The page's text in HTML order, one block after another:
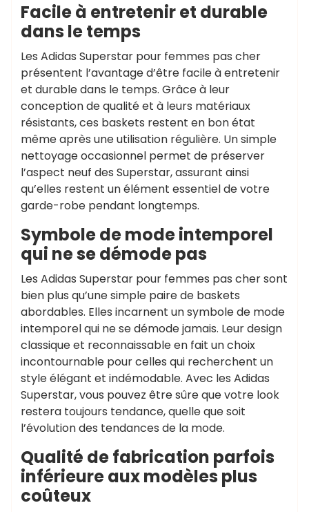
Facile à entretenir et durable
dans le temps
Les Adidas Superstar pour femmes pas cher
présentent l’avantage d’être facile à entretenir
et durable dans le temps. Grâce à leur
conception de qualité et à leurs matériaux
résistants, ces baskets restent en bon état
même après une utilisation régulière. Un simple
nettoyage occasionnel permet de préserver
l’aspect neuf des Superstar, assurant ainsi
qu’elles restent un élément essentiel de votre
garde-robe pendant longtemps.
Symbole de mode intemporel
qui ne se démode pas
Les Adidas Superstar pour femmes pas cher sont
bien plus qu’une simple paire de baskets
abordables. Elles incarnent un symbole de mode
intemporel qui ne se démode jamais. Leur design
classique et reconnaissable en fait un choix
incontournable pour celles qui recherchent un
style élégant et indémodable. Avec les Adidas
Superstar, vous pouvez être sûre que votre look
restera toujours tendance, quelle que soit
l’évolution des tendances de la mode.
Qualité de fabrication parfois
inférieure aux modèles plus
coûteux